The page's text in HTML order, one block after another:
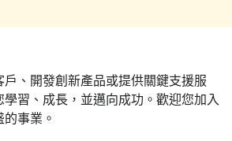
、開發創新產品或提供關鍵支援服
習、成長，並邁向成功。歡迎您加入
事業。